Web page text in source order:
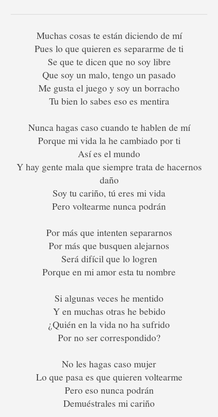
Muchas cosas te están diciendo de mí
Pues lo que quieren es separarme de ti
Se que te dicen que no soy libre
Que soy un malo, tengo un pasado
Me gusta el juego y soy un borracho
Tu bien lo sabes eso es mentira
Nunca hagas caso cuando te hablen de mí
Porque mi vida la he cambiado por ti
Así es el mundo
Y hay gente mala que siempre trata de hacernos
daño
Soy tu cariño, tú eres mi vida
Pero voltearme nunca podrán
Por más que intenten separarnos
Por más que busquen alejarnos
Será difícil que lo logren
Porque en mi amor esta tu nombre
Si algunas veces he mentido
Y en muchas otras he bebido
¿Quién en la vida no ha sufrido
Por no ser correspondido?
No les hagas caso mujer
Lo que pasa es que quieren voltearme
Pero eso nunca podrán
Demuéstrales mi cariño